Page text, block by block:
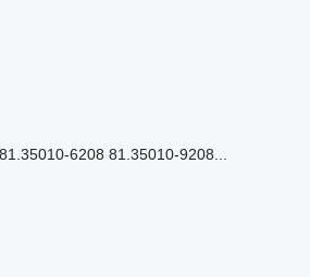
6208 81.35010-9208...